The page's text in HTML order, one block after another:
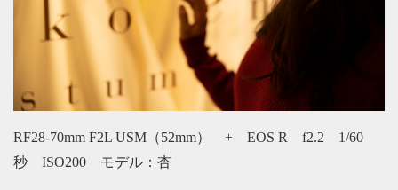
RF28-70mm F2L USM（52mm） + EOS R f2.2 1/60
秒 ISO200 モデル：杏